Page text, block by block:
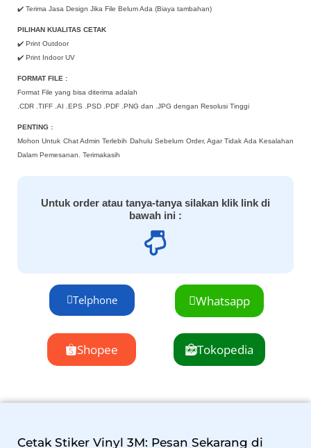
✔️ Terima Jasa Design Jika File Belum Ada (Biaya tambahan)
PILIHAN KUALITAS CETAK
✔️ Print Outdoor
✔️ Print Indoor UV
FORMAT FILE :
Format File yang bisa diterima adalah
.CDR .TIFF .AI .EPS .PSD .PDF .PNG dan .JPG dengan Resolusi Tinggi
PENTING :
Mohon Untuk Chat Admin Terlebih Dahulu Sebelum Order, Agar Tidak Ada Kesalahan
Dalam Pemesanan. Terimakasih
Untuk order atau tanya-tanya silakan klik link di
bawah ini :
Telphone Whatsapp
Shopee Tokopedia
Cetak Stiker Vinyl 3M: Pesan Sekarang di